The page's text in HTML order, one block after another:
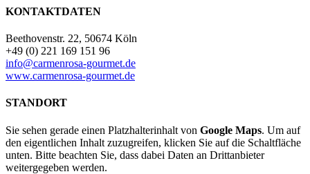
KONTAKTDATEN
Beethovenstr. 22, 50674 Köln
+49 (0) 221 169 151 96
info@carmenrosa-gourmet.de
www.carmenrosa-gourmet.de
STANDORT
Sie sehen gerade einen Platzhalterinhalt von Google Maps. Um auf
den eigentlichen Inhalt zuzugreifen, klicken Sie auf die Schaltfläche
unten. Bitte beachten Sie, dass dabei Daten an Drittanbieter
weitergegeben werden.